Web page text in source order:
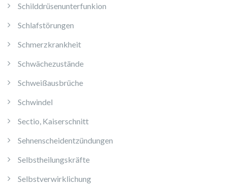
Schilddrüsenunterfunkion
Schlafstörungen
Schmerzkrankheit
Schwächezustände
Schweißausbrüche
Schwindel
Sectio, Kaiserschnitt
Sehnenscheidentzündungen
Selbstheilungskräfte
Selbstverwirklichung